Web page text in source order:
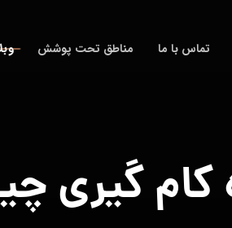
تماس با ما مناطق تحت پوشش
کام گیری